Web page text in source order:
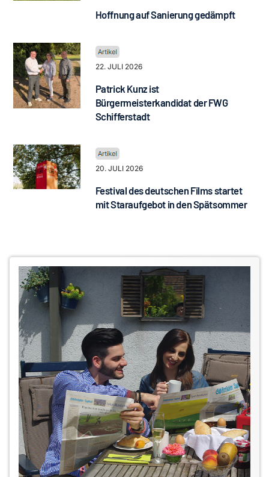
Hoffnung auf Sanierung gedämpft
22. JULI 2026
Patrick Kunz ist
Bürgermeisterkandidat der FWG
Schifferstadt
20. JULI 2026
Festival des deutschen Films startet
mit Staraufgebot in den Spätsommer